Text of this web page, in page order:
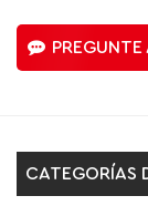
PREGUNTE
CATEGORÍAS